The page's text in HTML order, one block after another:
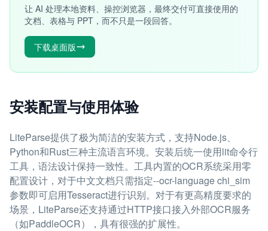
让 AI 处理本地资料、操控浏览器，最终交付可直接使用的
文档、表格与 PPT，而不只是一段回答。
下载桌面版
安装配置与使用体验
LiteParse提供了极为简洁的安装方式，支持Node.js、
Python和Rust三种主流语言环境。安装后统一使用lit命令行
工具，语法设计保持一致性。工具内置的OCR系统采用零
配置设计，对于中文文档只需指定--ocr-language chi_sim
参数即可启用Tesseract进行识别。对于有更高精度要求的
场景，LiteParse还支持通过HTTP接口接入外部OCR服务
（如PaddleOCR），具有很强的扩展性。